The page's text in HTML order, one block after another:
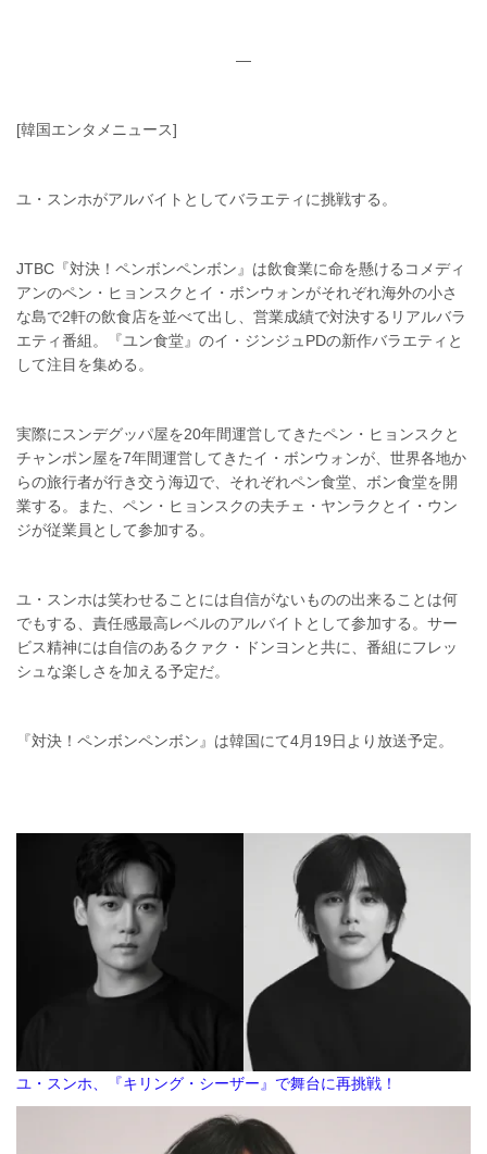
—
[韓国エンタメニュース]
ユ・スンホがアルバイトとしてバラエティに挑戦する。
JTBC『対決！ペンボンペンボン』は飲食業に命を懸けるコメディ
アンのペン・ヒョンスクとイ・ボンウォンがそれぞれ海外の小さ
な島で2軒の飲食店を並べて出し、営業成績で対決するリアルバラ
エティ番組。『ユン食堂』のイ・ジンジュPDの新作バラエティと
して注目を集める。
実際にスンデグッパ屋を20年間運営してきたペン・ヒョンスクと
チャンポン屋を7年間運営してきたイ・ボンウォンが、世界各地か
らの旅行者が行き交う海辺で、それぞれペン食堂、ボン食堂を開
業する。また、ペン・ヒョンスクの夫チェ・ヤンラクとイ・ウン
ジが従業員として参加する。
ユ・スンホは笑わせることには自信がないものの出来ることは何
でもする、責任感最高レベルのアルバイトとして参加する。サー
ビス精神には自信のあるクァク・ドンヨンと共に、番組にフレッ
シュな楽しさを加える予定だ。
『対決！ペンボンペンボン』は韓国にて4月19日より放送予定。
ユ・スンホ、『キリング・シーザー』で舞台に再挑戦！